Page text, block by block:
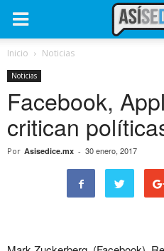
Inicio Noticias
Noticias
Facebook,
critican
Por Asisedice.mx - 30 enero, 2017